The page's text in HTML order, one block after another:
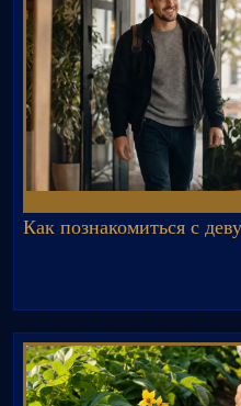
Как познакомиться с